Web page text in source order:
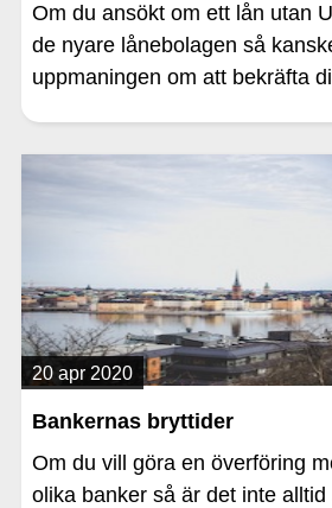
Om du ansökt om ett lån utan
de nyare lånebolagen så
uppmaningen om att bekräfta
20 apr 2020
Bankernas bryttider
Om du vill göra en överföring
olika banker så är det inte